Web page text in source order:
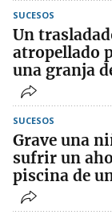
SUCESOS
Un
atropellado
una granja
SUCESOS
Grave una
sufrir un
piscina de